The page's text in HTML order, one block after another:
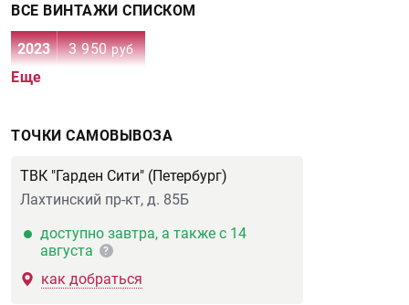
ВСЕ ВИНТАЖИ СПИСКОМ
2023 3 950руб
Еще
ТОЧКИ САМОВЫВОЗА
ТВК "Гарден Сити" (Петербург)
Лахтинский пр-кт, д. 85Б
доступно завтра, а также с 14
августа
?
как добраться